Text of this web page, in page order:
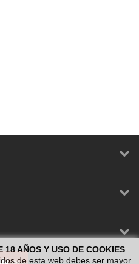
18 AÑOS Y USO DE COOKIES
de esta web debes ser mayor